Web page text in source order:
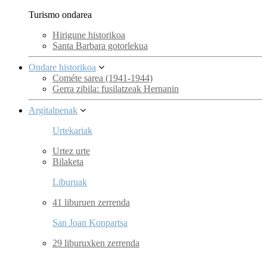
Turismo ondarea
Hirigune historikoa
Santa Barbara gotorlekua
Ondare historikoa
Cométe sarea (1941-1944)
Gerra zibila: fusilatzeak Hernanin
Argitalpenak
Urtekariak
Urtez urte
Bilaketa
Liburuak
41 liburuen zerrenda
San Joan Konpartsa
29 liburuxken zerrenda